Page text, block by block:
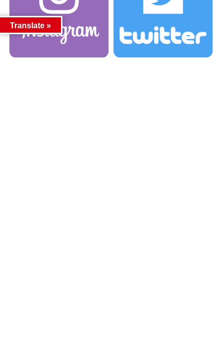
Translate »